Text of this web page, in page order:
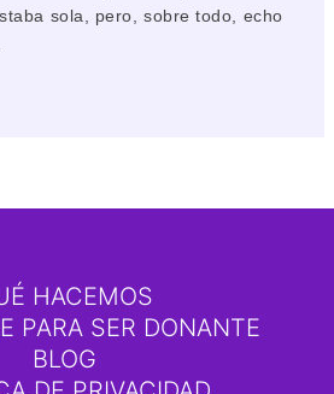
sola, pero, sobre todo, echo
HACEMOS
PARA SER DONANTE
BLOG